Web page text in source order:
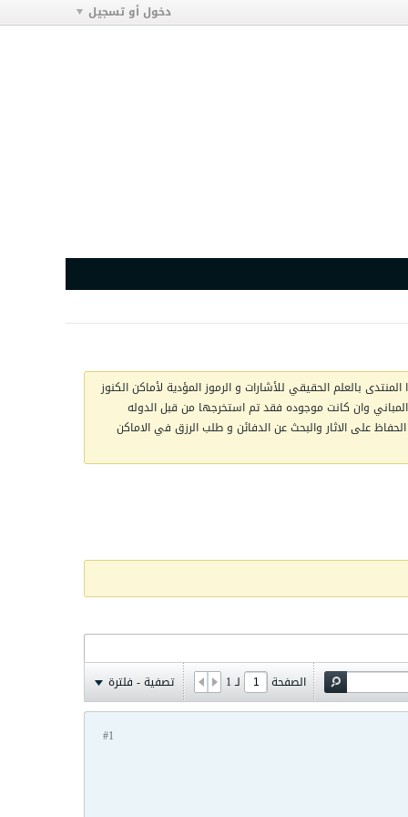
دخول أو تسجيل
بالعلم الحقيقي للأشارات و الرموز المؤدية لأماكن الكنوز
المباني وان كانت موجوده فقد تم استخرجها من قبل الدوله
على الاثار والبحث عن الدفائن و طلب الرزق في الاماكن
الصفحة لـ1 تصفية - فلترة
#1